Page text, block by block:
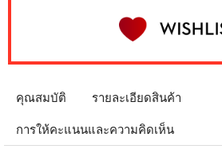
คุณสมบัติ รายละเอียดสินค้า
การให้คะแนนและความคิดเห็น